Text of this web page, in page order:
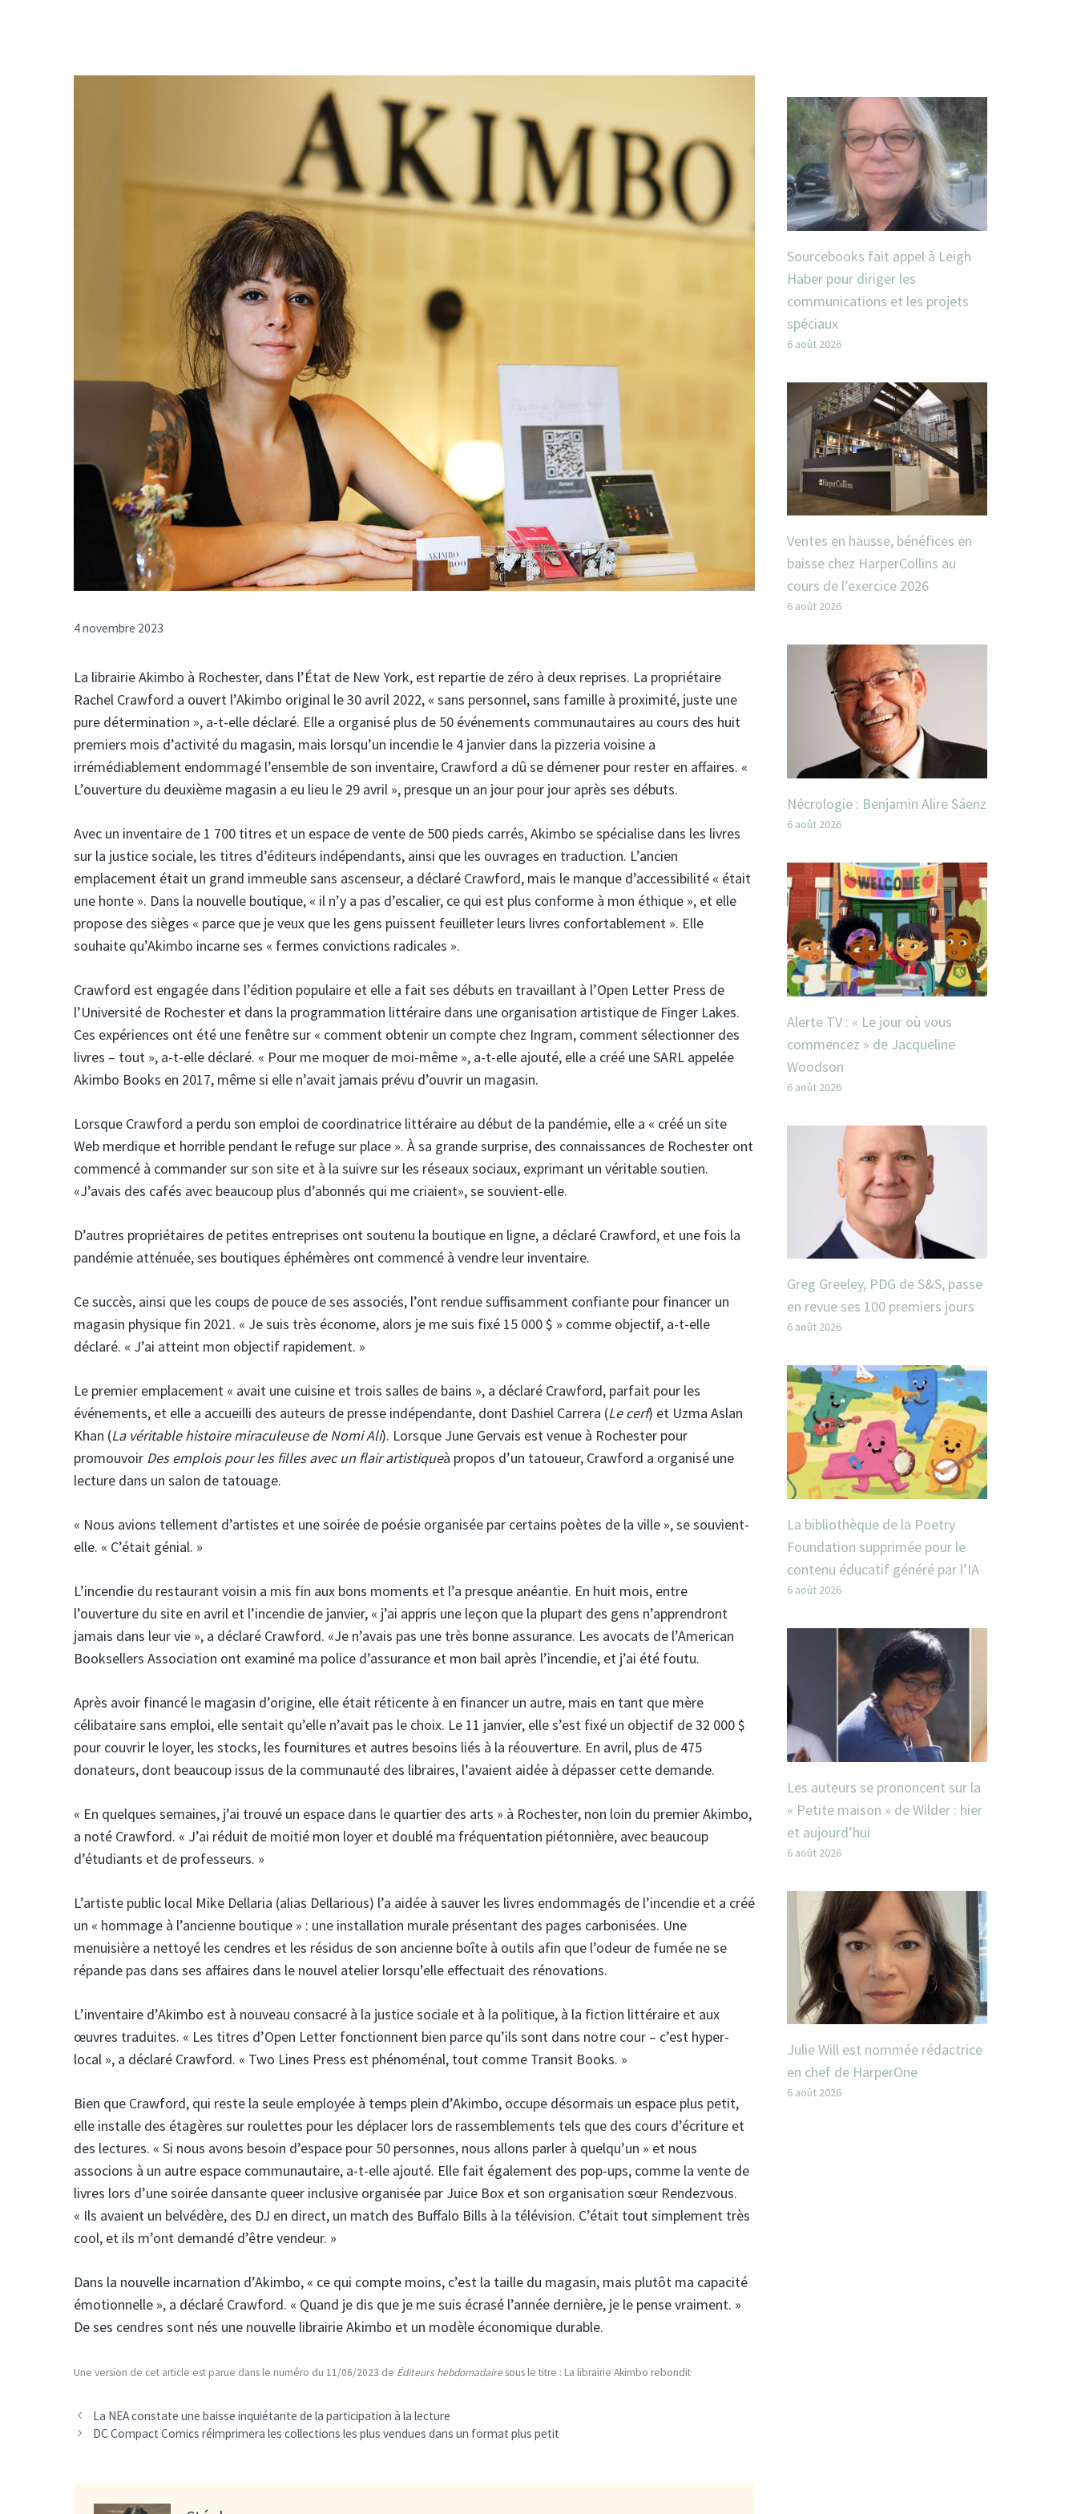
4 novembre 2023
La librairie Akimbo à Rochester, dans l’État de New York, est repartie de zéro à deux reprises. La propriétaire
Rachel Crawford a ouvert l’Akimbo original le 30 avril 2022, « sans personnel, sans famille à proximité, juste une
pure détermination », a-t-elle déclaré. Elle a organisé plus de 50 événements communautaires au cours des huit
premiers mois d’activité du magasin, mais lorsqu’un incendie le 4 janvier dans la pizzeria voisine a
irrémédiablement endommagé l’ensemble de son inventaire, Crawford a dû se démener pour rester en affaires. «
L’ouverture du deuxième magasin a eu lieu le 29 avril », presque un an jour pour jour après ses débuts.
Avec un inventaire de 1 700 titres et un espace de vente de 500 pieds carrés, Akimbo se spécialise dans les livres
sur la justice sociale, les titres d’éditeurs indépendants, ainsi que les ouvrages en traduction. L’ancien
emplacement était un grand immeuble sans ascenseur, a déclaré Crawford, mais le manque d’accessibilité « était
une honte ». Dans la nouvelle boutique, « il n’y a pas d’escalier, ce qui est plus conforme à mon éthique », et elle
propose des sièges « parce que je veux que les gens puissent feuilleter leurs livres confortablement ». Elle
souhaite qu’Akimbo incarne ses « fermes convictions radicales ».
Crawford est engagée dans l’édition populaire et elle a fait ses débuts en travaillant à l’Open Letter Press de
l’Université de Rochester et dans la programmation littéraire dans une organisation artistique de Finger Lakes.
Ces expériences ont été une fenêtre sur « comment obtenir un compte chez Ingram, comment sélectionner des
livres – tout », a-t-elle déclaré. « Pour me moquer de moi-même », a-t-elle ajouté, elle a créé une SARL appelée
Akimbo Books en 2017, même si elle n’avait jamais prévu d’ouvrir un magasin.
Lorsque Crawford a perdu son emploi de coordinatrice littéraire au début de la pandémie, elle a « créé un site
Web merdique et horrible pendant le refuge sur place ». À sa grande surprise, des connaissances de Rochester ont
commencé à commander sur son site et à la suivre sur les réseaux sociaux, exprimant un véritable soutien.
«J’avais des cafés avec beaucoup plus d’abonnés qui me criaient», se souvient-elle.
D’autres propriétaires de petites entreprises ont soutenu la boutique en ligne, a déclaré Crawford, et une fois la
pandémie atténuée, ses boutiques éphémères ont commencé à vendre leur inventaire.
Ce succès, ainsi que les coups de pouce de ses associés, l’ont rendue suffisamment confiante pour financer un
magasin physique fin 2021. « Je suis très économe, alors je me suis fixé 15 000 $ » comme objectif, a-t-elle
déclaré. « J’ai atteint mon objectif rapidement. »
Le premier emplacement « avait une cuisine et trois salles de bains », a déclaré Crawford, parfait pour les
événements, et elle a accueilli des auteurs de presse indépendante, dont Dashiel Carrera (Le cerf) et Uzma Aslan
Khan (La véritable histoire miraculeuse de Nomi Ali). Lorsque June Gervais est venue à Rochester pour
promouvoir Des emplois pour les filles avec un flair artistiqueà propos d’un tatoueur, Crawford a organisé une
lecture dans un salon de tatouage.
« Nous avions tellement d’artistes et une soirée de poésie organisée par certains poètes de la ville », se souvient-
elle. « C’était génial. »
L’incendie du restaurant voisin a mis fin aux bons moments et l’a presque anéantie. En huit mois, entre
l’ouverture du site en avril et l’incendie de janvier, « j’ai appris une leçon que la plupart des gens n’apprendront
jamais dans leur vie », a déclaré Crawford. «Je n’avais pas une très bonne assurance. Les avocats de l’American
Booksellers Association ont examiné ma police d’assurance et mon bail après l’incendie, et j’ai été foutu.
Après avoir financé le magasin d’origine, elle était réticente à en financer un autre, mais en tant que mère
célibataire sans emploi, elle sentait qu’elle n’avait pas le choix. Le 11 janvier, elle s’est fixé un objectif de 32 000 $
pour couvrir le loyer, les stocks, les fournitures et autres besoins liés à la réouverture. En avril, plus de 475
donateurs, dont beaucoup issus de la communauté des libraires, l’avaient aidée à dépasser cette demande.
« En quelques semaines, j’ai trouvé un espace dans le quartier des arts » à Rochester, non loin du premier Akimbo,
a noté Crawford. « J’ai réduit de moitié mon loyer et doublé ma fréquentation piétonnière, avec beaucoup
d’étudiants et de professeurs. »
L’artiste public local Mike Dellaria (alias Dellarious) l’a aidée à sauver les livres endommagés de l’incendie et a créé
un « hommage à l’ancienne boutique » : une installation murale présentant des pages carbonisées. Une
menuisière a nettoyé les cendres et les résidus de son ancienne boîte à outils afin que l’odeur de fumée ne se
répande pas dans ses affaires dans le nouvel atelier lorsqu’elle effectuait des rénovations.
L’inventaire d’Akimbo est à nouveau consacré à la justice sociale et à la politique, à la fiction littéraire et aux
œuvres traduites. « Les titres d’Open Letter fonctionnent bien parce qu’ils sont dans notre cour – c’est hyper-
local », a déclaré Crawford. « Two Lines Press est phénoménal, tout comme Transit Books. »
Bien que Crawford, qui reste la seule employée à temps plein d’Akimbo, occupe désormais un espace plus petit,
elle installe des étagères sur roulettes pour les déplacer lors de rassemblements tels que des cours d’écriture et
des lectures. « Si nous avons besoin d’espace pour 50 personnes, nous allons parler à quelqu’un » et nous
associons à un autre espace communautaire, a-t-elle ajouté. Elle fait également des pop-ups, comme la vente de
livres lors d’une soirée dansante queer inclusive organisée par Juice Box et son organisation sœur Rendezvous.
« Ils avaient un belvédère, des DJ en direct, un match des Buffalo Bills à la télévision. C’était tout simplement très
cool, et ils m’ont demandé d’être vendeur. »
Dans la nouvelle incarnation d’Akimbo, « ce qui compte moins, c’est la taille du magasin, mais plutôt ma capacité
émotionnelle », a déclaré Crawford. « Quand je dis que je me suis écrasé l’année dernière, je le pense vraiment. »
De ses cendres sont nés une nouvelle librairie Akimbo et un modèle économique durable.
Une version de cet article est parue dans le numéro du 11/06/2023 de Éditeurs hebdomadairesous le titre : La librairie Akimbo rebondit
La NEA constate une baisse inquiétante de la participation à la lecture
DC Compact Comics réimprimera les collections les plus vendues dans un format plus petit
Sourcebooks fait appel à Leigh
Haber pour diriger les
communications et les projets
spéciaux
6 août 2026
Ventes en hausse, bénéfices en
baisse chez HarperCollins au
cours de l’exercice 2026
6 août 2026
Nécrologie : Benjamin Alire Sáenz
6 août 2026
Alerte TV : « Le jour où vous
commencez » de Jacqueline
Woodson
6 août 2026
Greg Greeley, PDG de S&S, passe
en revue ses 100 premiers jours
6 août 2026
La bibliothèque de la Poetry
Foundation supprimée pour le
contenu éducatif généré par l’IA
6 août 2026
Les auteurs se prononcent sur la
« Petite maison » de Wilder : hier
et aujourd’hui
6 août 2026
Julie Will est nommée rédactrice
en chef de HarperOne
6 août 2026